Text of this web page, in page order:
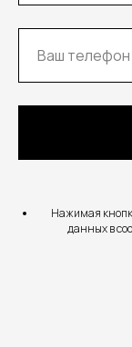
Нажимая
данных в